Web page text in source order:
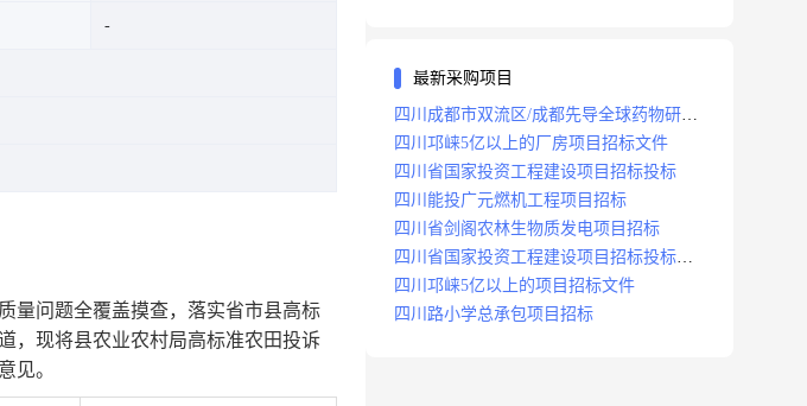
量问题全覆盖摸查，落实省市县高标
，现将县农业农村局高标准农田投诉
见。
最新采购项目
四川成都市双流区/成都先导全球药物研发
生产基地(一期)(dj)项目招标标段
四川邛崃5亿以上的厂房项目招标文件
四川省国家投资工程建设项目招标投标
四川能投广元燃机工程项目招标
四川省剑阁农林生物质发电项目招标
四川省国家投资工程建设项目招标投标
2008年版
四川邛崃5亿以上的项目招标文件
四川路小学总承包项目招标